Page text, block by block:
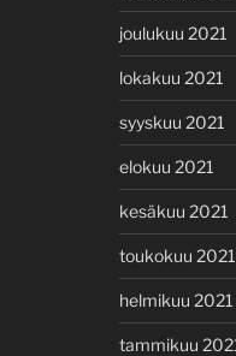
joulukuu 2021
lokakuu 2021
syyskuu 2021
elokuu 2021
kesäkuu 2021
toukokuu 2021
helmikuu 2021
tammikuu